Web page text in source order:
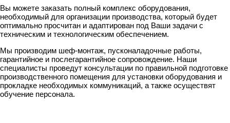
Вы можете заказать полный комплекс оборудования,
необходимый для организации производства, который будет
оптимально просчитан и адаптирован под Ваши задачи с
техническим и технологическим обеспечением.
Мы производим шеф-монтаж, пусконаладочные работы,
гарантийное и послегарантийное сопровождение. Наши
специалисты проведут консультации по правильной подготовке
производственного помещения для установки оборудования и
прокладке необходимых коммуникаций, а также осуществят
обучение персонала.